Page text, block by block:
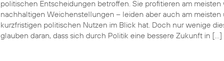
politischen Entscheidungen betroffen. Sie profitieren am
nachhaltigen Weichenstellungen – leiden aber auch am meisten
kurzfristigen politischen Nutzen im Blick hat. Doch nur wenige
glauben daran, dass sich durch Politik eine bessere Zukunft in […]